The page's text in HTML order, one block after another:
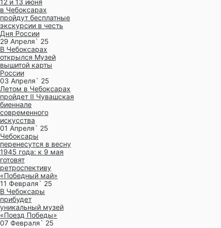
в Чебоксарах
пройдут бесплатные
экскурсии в честь
Дня России
29 Апреля` 25
В Чебоксарах
открылся Музей
вышитой карты
России
03 Апреля` 25
Летом в Чебоксарах
пройдет II Чувашская
биеннале
современного
искусства
01 Апреля` 25
Чебоксары
перенесутся в весну
1945 года: к 9 мая
готовят
ретроспективу
«Победный май»
11 Февраля` 25
В Чебоксары
прибудет
уникальный музей
«Поезд Победы»
07 Февраля` 25